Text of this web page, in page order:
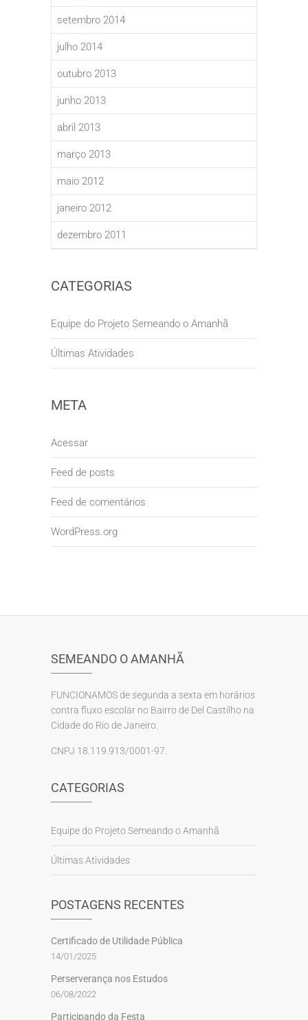
setembro 2014
julho 2014
outubro 2013
junho 2013
abril 2013
março 2013
maio 2012
janeiro 2012
dezembro 2011
CATEGORIAS
Equipe do Projeto Semeando o Amanhã
Últimas Atividades
META
Acessar
Feed de posts
Feed de comentários
WordPress.org
SEMEANDO O AMANHÃ
FUNCIONAMOS de segunda a sexta em horários
contra fluxo escolar no Bairro de Del Castilho na
Cidade do Rio de Janeiro.
CNPJ 18.119.913/0001-97.
CATEGORIAS
Equipe do Projeto Semeando o Amanhã
Últimas Atividades
POSTAGENS RECENTES
Certificado de Utilidade Pública
14/01/2025
Perserverança nos Estudos
06/08/2022
Participando da Festa